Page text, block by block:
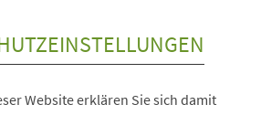
Website erklären Sie sich damit